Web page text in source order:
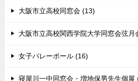
大阪市立高校同窓会 (13)
大阪市立高校関西学院大学同窓会弦月
女子バレーボール (16)
寝屋川一中同窓会・増地保男先生個展